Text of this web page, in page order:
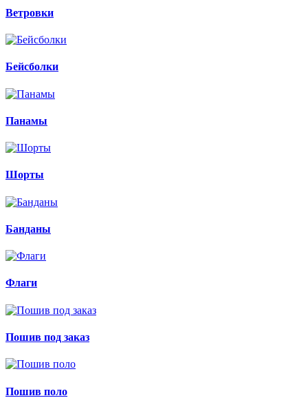
Ветровки
Бейсболки
Панамы
Шорты
Банданы
Флаги
Пошив под заказ
Пошив поло